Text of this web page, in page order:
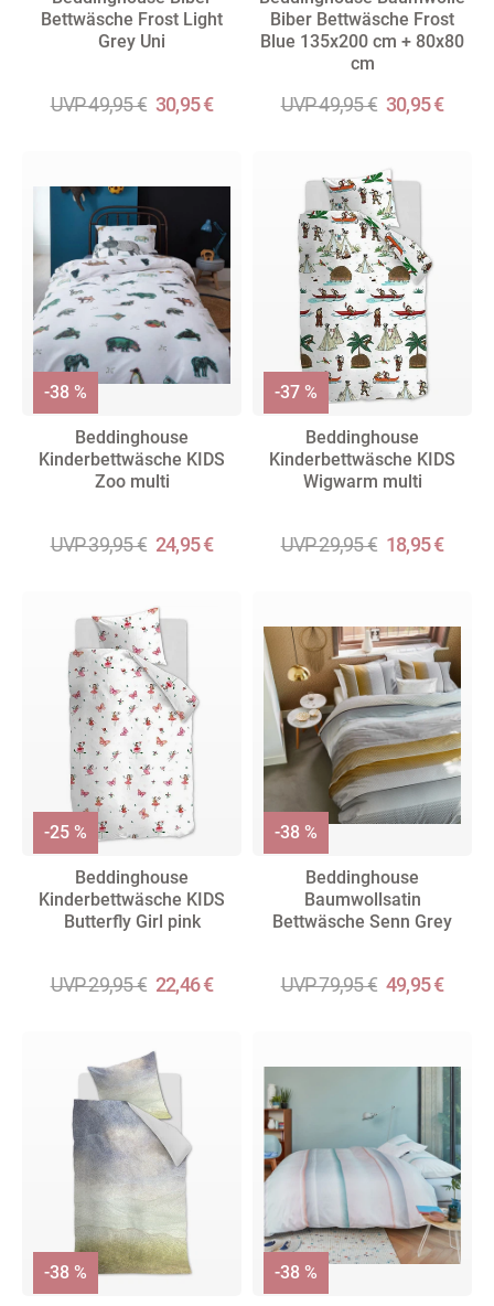
Bettwäsche Frost Light
Grey Uni
UVP 49,95 € 30,95 €
Biber Bettwäsche Frost
Blue 135x200 cm + 80x80
cm
UVP 49,95 € 30,95 €
Beddinghouse
Kinderbettwäsche KIDS
Zoo multi
UVP 39,95 € 24,95 €
-38 %
Beddinghouse
Kinderbettwäsche KIDS
Wigwarm multi
UVP 29,95 € 18,95 €
-37 %
Beddinghouse
Kinderbettwäsche KIDS
Butterfly Girl pink
UVP 29,95 € 22,46 €
-25 %
Beddinghouse
Baumwollsatin
Bettwäsche Senn Grey
UVP 79,95 € 49,95 €
-38 %
-38 % -38 %